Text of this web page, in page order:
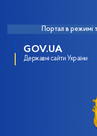
Портал в режимі
GOV.UA
Державні сайти України